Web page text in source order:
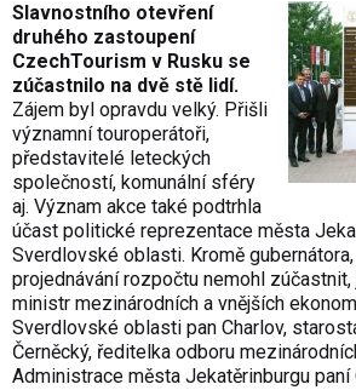
Slavnostního otevření
druhého zastoupení
CzechTourism v Rusku se
zúčastnilo na dvě stě lidí.
Zájem byl opravdu velký. Přišli
významní touroperátoři,
představitelé leteckých
společností, komunální sféry
aj. Význam akce také podtrhla
účast politické reprezentace města
Sverdlovské oblasti. Kromě
projednávání rozpočtu nemohl
ministr mezinárodních a vnějších
Sverdlovské oblasti pan Charlov,
Černěcký, ředitelka odboru
Administrace města Jekatěrinburgu paní